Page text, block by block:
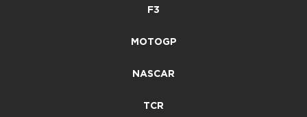
F3
MOTOGP
NASCAR
TCR